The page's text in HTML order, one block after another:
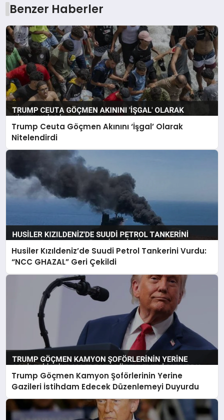
Benzer Haberler
Trump Ceuta Göçmen Akınını ‘İşgal’ Olarak
Nitelendirdi
Husiler Kızıldeniz’de Suudi Petrol Tankerini Vurdu:
“NCC GHAZAL” Geri Çekildi
Trump Göçmen Kamyon Şoförlerinin Yerine
Gazileri İstihdam Edecek Düzenlemeyi Duyurdu